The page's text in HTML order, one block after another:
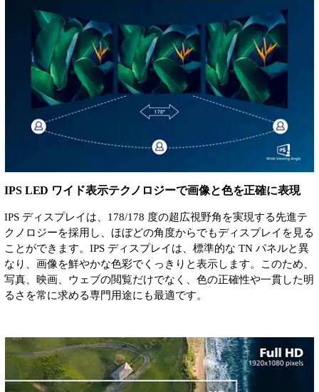
IPS LED ワイド表示テクノロジーで画像と色を正確に表現
IPS ディスプレイは、178/178 度の超広視野角を実現する先進テ
クノロジーを採用し、ほぼどの角度からでもディスプレイを見る
ことができます。IPS ディスプレイは、標準的な TN パネルと異
なり、画像を鮮やかな色彩でくっきりと表示します。このため、
写真、映画、ウェブの閲覧だけでなく、色の正確性や一貫した明
るさを常に求める専門用途にも最適です。